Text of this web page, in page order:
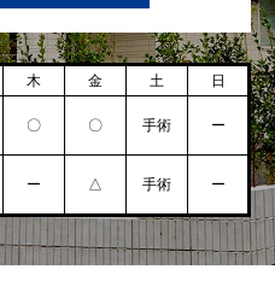
木 金 土
日
〇 〇 手術 ー
ー △ 手術 ー